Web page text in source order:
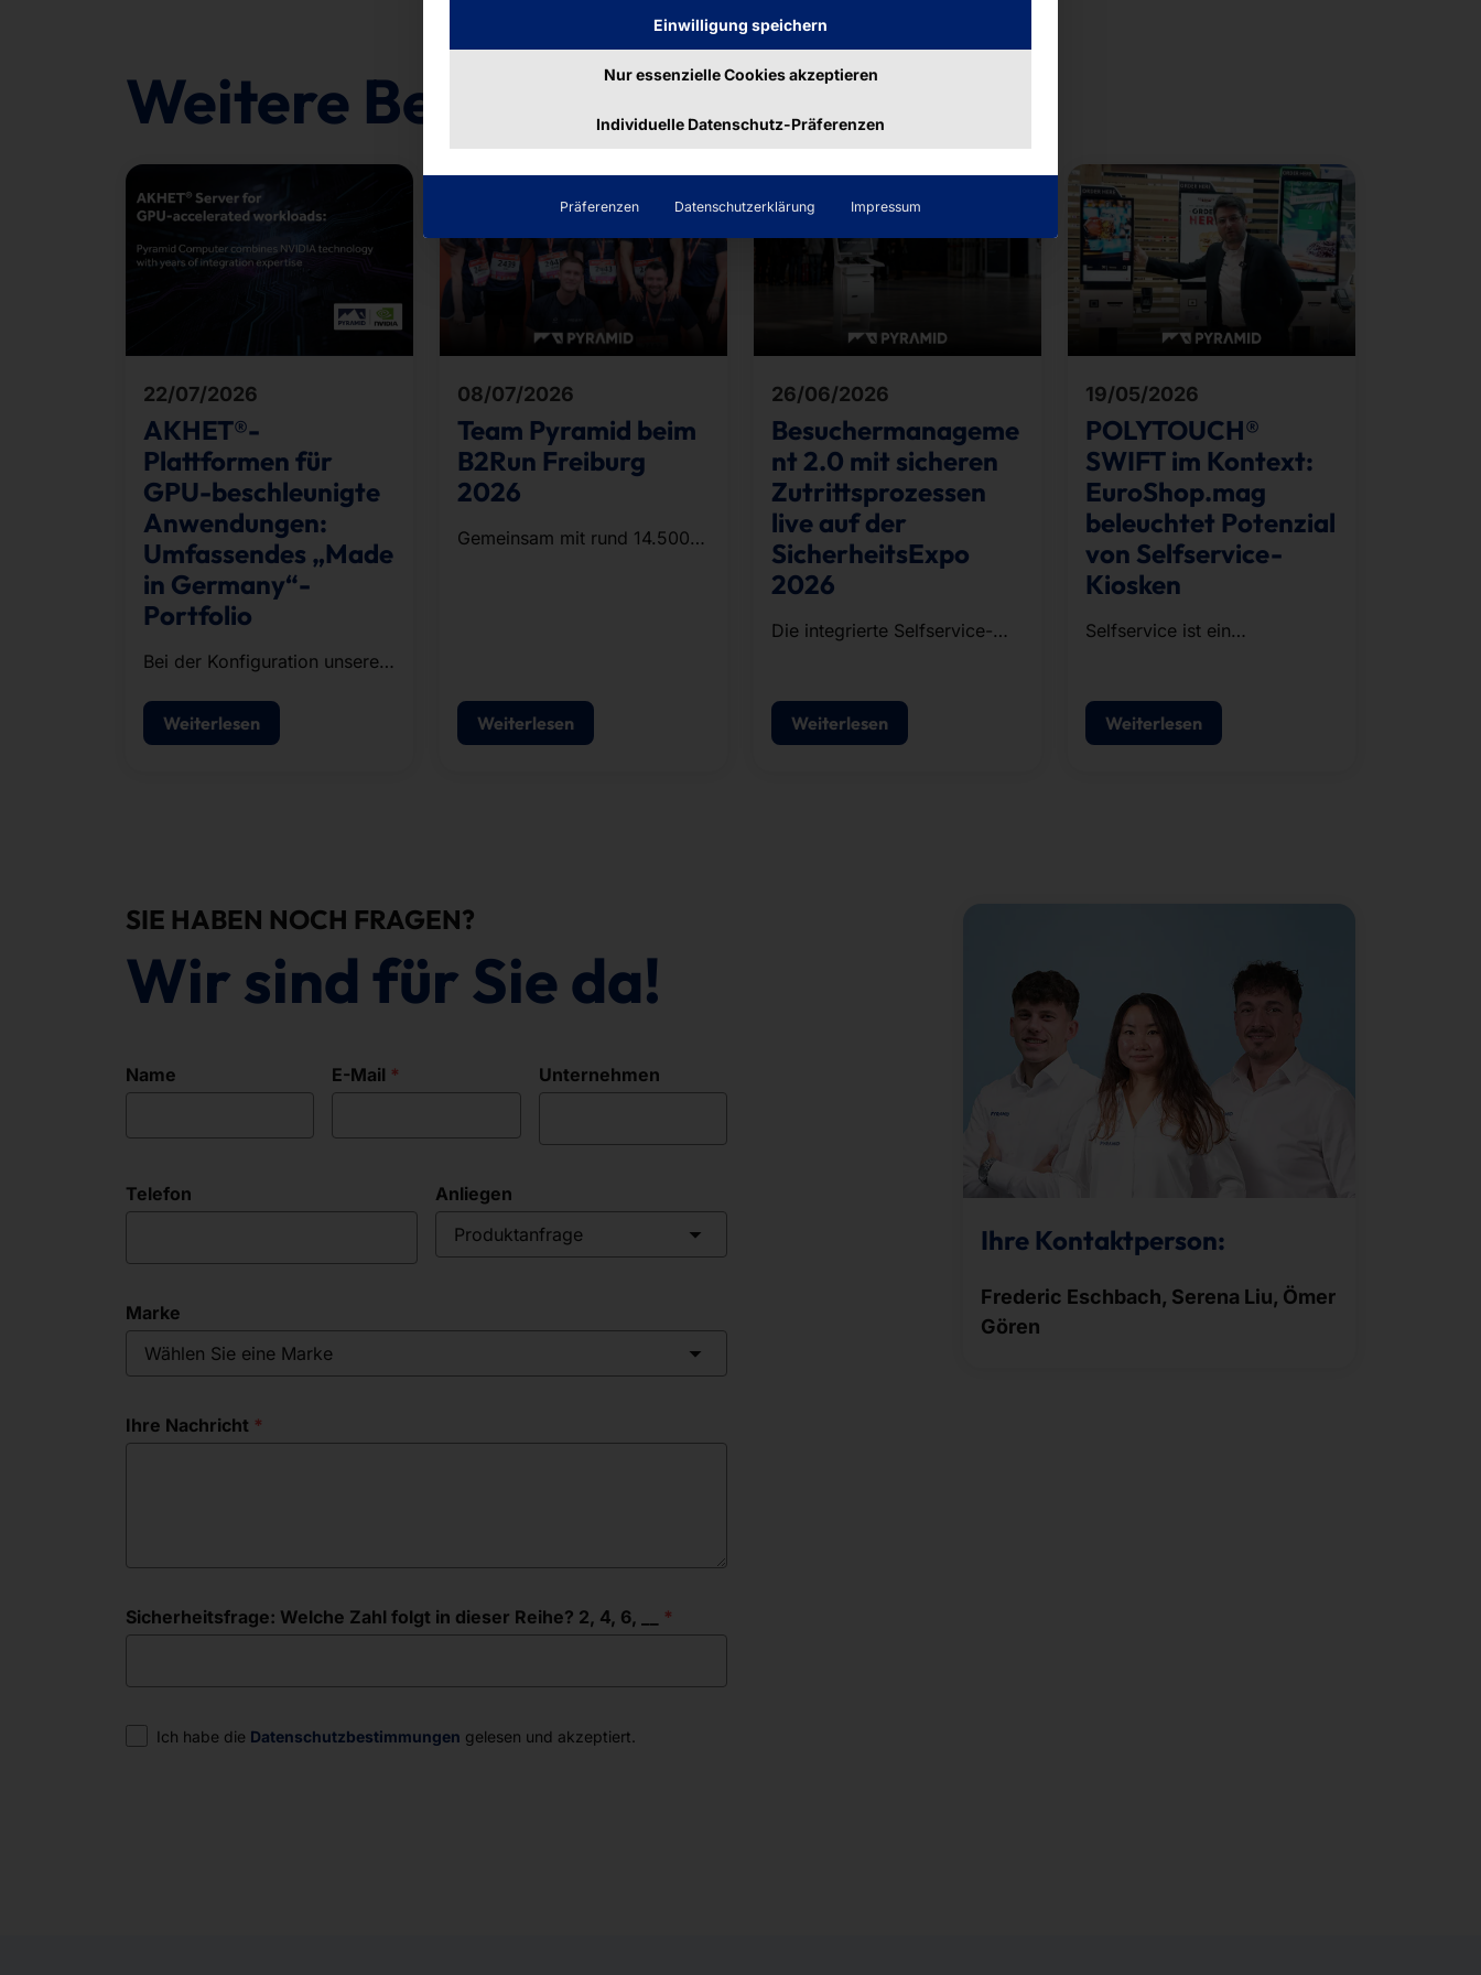
Weitere Beiträge
22/07/2026
AKHET®-
Plattformen für
GPU-beschleunigte
Anwendungen:
Umfassendes „Made
in Germany“-
Portfolio
Bei der Konfiguration unserer
die KI-Infrastruktur von
NVIDIA.
Weiterlesen
08/07/2026
Team Pyramid beim
B2Run Freiburg
2026
Gemeinsam mit rund 14.500
Weiterlesen
26/06/2026
Besuchermanageme
nt 2.0 mit sicheren
Zutrittsprozessen
live auf der
SicherheitsExpo
2026
Die integrierte Selfservice-
Ausweisdruck und
Zutrittskontrolle.
Weiterlesen
19/05/2026
POLYTOUCH®
SWIFT im Kontext:
EuroShop.mag
beleuchtet Potenzial
von Selfservice-
Kiosken
Selfservice ist ein
Weiterlesen
SIE HABEN NOCH FRAGEN?
Wir sind für Sie da!
Name E-Mail Unternehmen
Telefon
Anliegen
Produktanfrage
Marke
Wählen Sie eine Marke
Ihre Nachricht
Sicherheitsfrage: Welche Zahl folgt in dieser Reihe? 2, 4, 6, __
Einwilligung
Ich habe die Datenschutzbestimmungen gelesen und akzeptiert.
Ihre Kontaktperson:
Frederic Eschbach, Serena Liu, Ömer
Gören
Einwilligung speichern
Nur essenzielle Cookies akzeptieren
Individuelle Datenschutz-Präferenzen
Präferenzen Datenschutzerklärung Impressum